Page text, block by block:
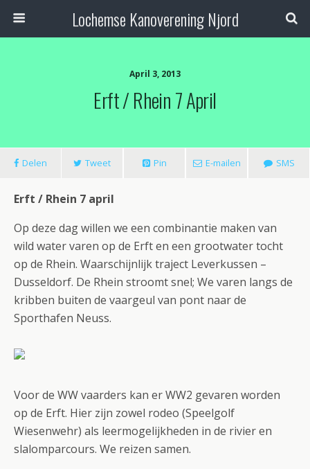
Lochemse Kanoverening Njord
April 3, 2013
Erft / Rhein 7 April
Delen Tweet Pin E-mailen SMS
Erft / Rhein 7 april
Op deze dag willen we een combinantie maken van
wild water varen op de Erft en een grootwater tocht
op de Rhein. Waarschijnlijk traject Leverkussen –
Dusseldorf. De Rhein stroomt snel; We varen langs de
kribben buiten de vaargeul van pont naar de
Sporthafen Neuss.
Voor de WW vaarders kan er WW2 gevaren worden
op de Erft. Hier zijn zowel rodeo (Speelgolf
Wiesenwehr) als leermogelijkheden in de rivier en
slalomparcours. We reizen samen.